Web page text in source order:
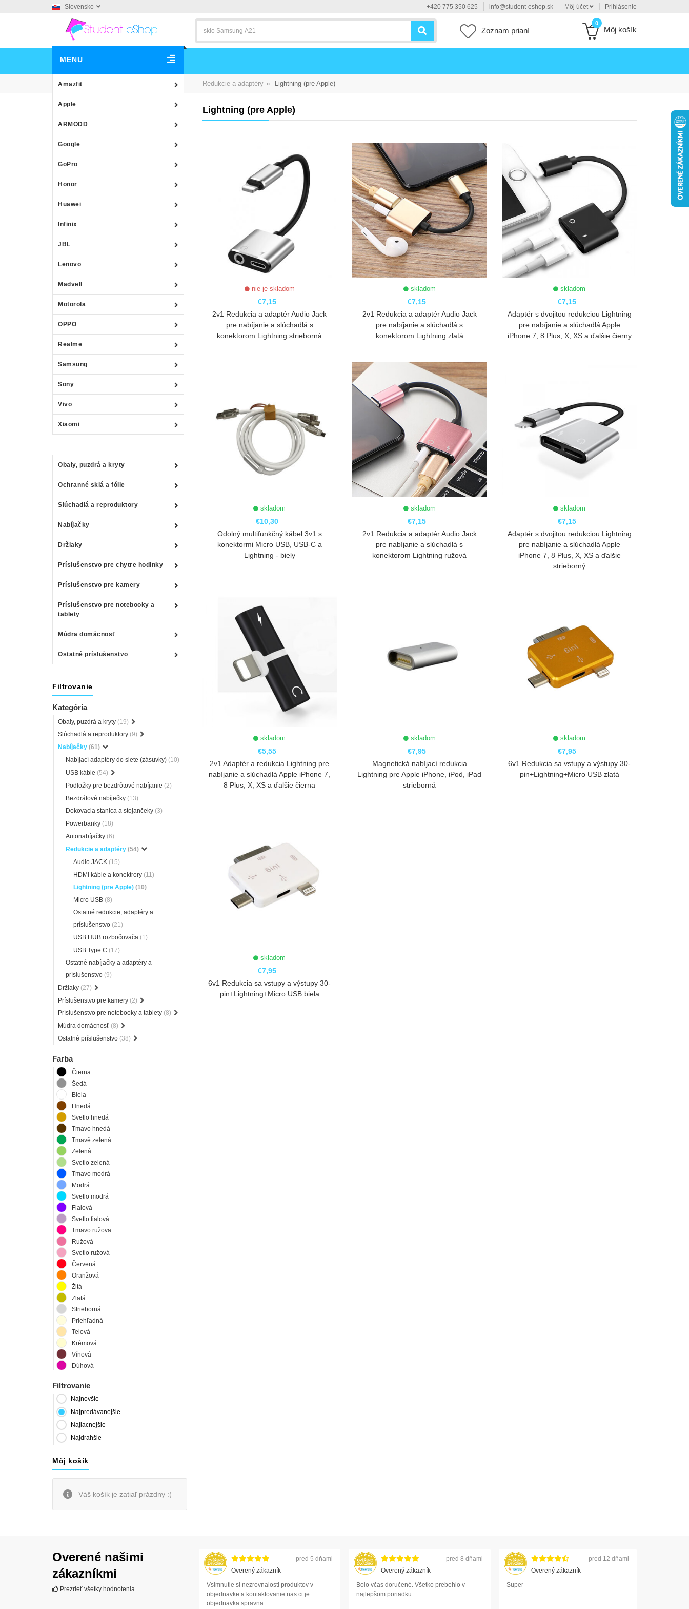
Slovensko +420 775 350 625 info@student-eshop.sk Môj účet Prihlásenie
Zoznam prianí
0
Môj košík
MENU
Amazfit
Apple
ARMODD
Google
GoPro
Honor
Huawei
Infinix
JBL
Lenovo
Madvell
Motorola
OPPO
Realme
Samsung
Sony
Vivo
Xiaomi
Obaly, puzdrá a kryty
Ochranné sklá a fólie
Slúchadlá a reproduktory
Nabíjačky
Držiaky
Príslušenstvo pre chytre hodinky
Príslušenstvo pre kamery
Príslušenstvo pre notebooky a
tablety
Múdra domácnosť
Ostatné príslušenstvo
Redukcie a adaptéry » Lightning (pre Apple)
Filtrovanie
Kategória
Obaly, puzdrá a kryty (19)
Slúchadlá a reproduktory (9)
Nabíjačky (61)
Nabíjací adaptéry do siete (zásuvky) (10)
USB káble (54)
Podložky pre bezdrôtové nabíjanie (2)
Bezdrátové nabíječky (13)
Dokovacia stanica a stojančeky (3)
Powerbanky (18)
Autonabíjačky (6)
Redukcie a adaptéry (54)
Audio JACK (15)
HDMI káble a konektrory (11)
Lightning (pre Apple) (10)
Micro USB (8)
Ostatné redukcie, adaptéry a
príslušenstvo (21)
USB HUB rozbočovača (1)
USB Type C (17)
Ostatné nabíjačky a adaptéry a
príslušenstvo (9)
Držiaky (27)
Príslušenstvo pre kamery (2)
Príslušenstvo pre notebooky a tablety (8)
Múdra domácnosť (8)
Ostatné príslušenstvo (38)
Farba
Čierna
Šedá
Biela
Hnedá
Svetlo hnedá
Tmavo hnedá
Tmavě zelená
Zelená
Svetlo zelená
Tmavo modrá
Modrá
Svetlo modrá
Fialová
Svetlo fialová
Tmavo ružova
Ružová
Svetlo ružová
Červená
Oranžová
Žltá
Zlatá
Strieborná
Priehľadná
Telová
Krémová
Vínová
Dúhová
Filtrovanie
Najnovšie
Najpredávanejšie
Najlacnejšie
Najdrahšie
Môj košík
Váš košík je zatiaľ prázdny :(
Lightning (pre Apple)
nie je skladom
€7,15
2v1 Redukcia a adaptér Audio Jack
pre nabíjanie a slúchadlá s
konektorom Lightning strieborná
skladom
€7,15
ZOBRAZIŤ
2v1 Redukcia a adaptér Audio Jack
pre nabíjanie a slúchadlá s
konektorom Lightning zlatá
skladom
€7,15
Adaptér s dvojitou redukciou Lightning
pre nabíjanie a slúchadlá Apple
iPhone 7, 8 Plus, X, XS a ďalšie čierny
skladom
€10,30
Odolný multifunkčný kábel 3v1 s
konektormi Micro USB, USB-C a
Lightning - biely
skladom
€7,15
2v1 Redukcia a adaptér Audio Jack
pre nabíjanie a slúchadlá s
konektorom Lightning ružová
skladom
€7,15
Adaptér s dvojitou redukciou Lightning
pre nabíjanie a slúchadlá Apple
iPhone 7, 8 Plus, X, XS a ďalšie
strieborný
skladom
€5,55
2v1 Adaptér a redukcia Lightning pre
nabíjanie a slúchadlá Apple iPhone 7,
8 Plus, X, XS a ďalšie čierna
skladom
€7,95
Magnetická nabíjací redukcia
Lightning pre Apple iPhone, iPod, iPad
strieborná
skladom
€7,95
6v1 Redukcia sa vstupy a výstupy 30-
pin+Lightning+Micro USB zlatá
skladom
€7,95
6v1 Redukcia sa vstupy a výstupy 30-
pin+Lightning+Micro USB biela
Overené našimi
zákazníkmi
Prezrieť všetky hodnotenia
pred 5 dňami
Overený zákazník
Vsimnutie si nezrovnalosti produktov v
objednavke a kontaktovanie nas ci je
objednavka spravna
pred 8 dňami
Overený zákazník
Bolo včas doručené. Všetko prebehlo v
najlepšom poriadku.
pred 12 dňami
Overený zákazník
Super